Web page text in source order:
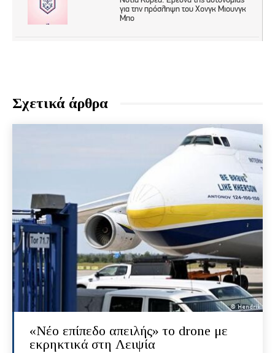
Σχετικά άρθρα
«Νέο επίπεδο απειλής» το drone με
εκρηκτικά στη Λειψία